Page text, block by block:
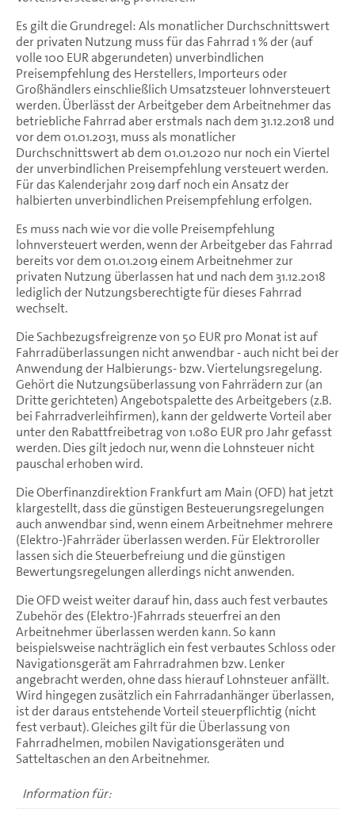
Es gilt die Grundregel: Als monatlicher Durchschnittswert
der privaten Nutzung muss für das Fahrrad 1 % der (auf
volle 100 EUR abgerundeten) unverbindlichen
Preisempfehlung des Herstellers, Importeurs oder
Großhändlers einschließlich Umsatzsteuer lohnversteuert
werden. Überlässt der Arbeitgeber dem Arbeitnehmer das
betriebliche Fahrrad aber erstmals nach dem 31.12.2018 und
vor dem 01.01.2031, muss als monatlicher
Durchschnittswert ab dem 01.01.2020 nur noch ein Viertel
der unverbindlichen Preisempfehlung versteuert werden.
Für das Kalenderjahr 2019 darf noch ein Ansatz der
halbierten unverbindlichen Preisempfehlung erfolgen.
Es muss nach wie vor die volle Preisempfehlung
lohnversteuert werden, wenn der Arbeitgeber das Fahrrad
bereits vor dem 01.01.2019 einem Arbeitnehmer zur
privaten Nutzung überlassen hat und nach dem 31.12.2018
lediglich der Nutzungsberechtigte für dieses Fahrrad
wechselt.
Die Sachbezugsfreigrenze von 50 EUR pro Monat ist auf
Fahrradüberlassungen nicht anwendbar - auch nicht bei der
Anwendung der Halbierungs- bzw. Viertelungsregelung.
Gehört die Nutzungsüberlassung von Fahrrädern zur (an
Dritte gerichteten) Angebotspalette des Arbeitgebers (z.B.
bei Fahrradverleihfirmen), kann der geldwerte Vorteil aber
unter den Rabattfreibetrag von 1.080 EUR pro Jahr gefasst
werden. Dies gilt jedoch nur, wenn die Lohnsteuer nicht
pauschal erhoben wird.
Die Oberfinanzdirektion Frankfurt am Main (OFD) hat jetzt
klargestellt, dass die günstigen Besteuerungsregelungen
auch anwendbar sind, wenn einem Arbeitnehmer mehrere
(Elektro-)Fahrräder überlassen werden. Für Elektroroller
lassen sich die Steuerbefreiung und die günstigen
Bewertungsregelungen allerdings nicht anwenden.
Die OFD weist weiter darauf hin, dass auch fest verbautes
Zubehör des (Elektro-)Fahrrads steuerfrei an den
Arbeitnehmer überlassen werden kann. So kann
beispielsweise nachträglich ein fest verbautes Schloss oder
Navigationsgerät am Fahrradrahmen bzw. Lenker
angebracht werden, ohne dass hierauf Lohnsteuer anfällt.
Wird hingegen zusätzlich ein Fahrradanhänger überlassen,
ist der daraus entstehende Vorteil steuerpflichtig (nicht
fest verbaut). Gleiches gilt für die Überlassung von
Fahrradhelmen, mobilen Navigationsgeräten und
Satteltaschen an den Arbeitnehmer.
Information für: